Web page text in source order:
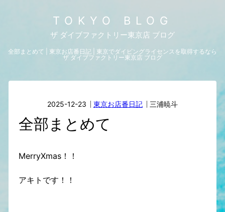
TOKYO BLOG
ザ ダイブファクトリー東京店 ブログ
全部まとめて | 東京お店番日記 | 東京でダイビングライセンスを取得するなら
ザ ダイブファクトリー東京店 ブログ
2025-12-23 東京お店番日記 三浦暁斗
全部まとめて
MerryXmas！！
アキトです！！